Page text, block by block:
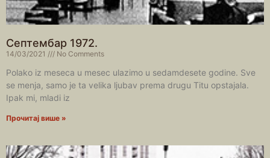
Септембар 1972.
14/03/2021 No Comments
Polako iz meseca u mesec ulazimo u sedamdesete godine. Sve
se menja, samo je ta velika ljubav prema drugu Titu opstajala.
Ipak mi, mladi iz
Прочитај више »